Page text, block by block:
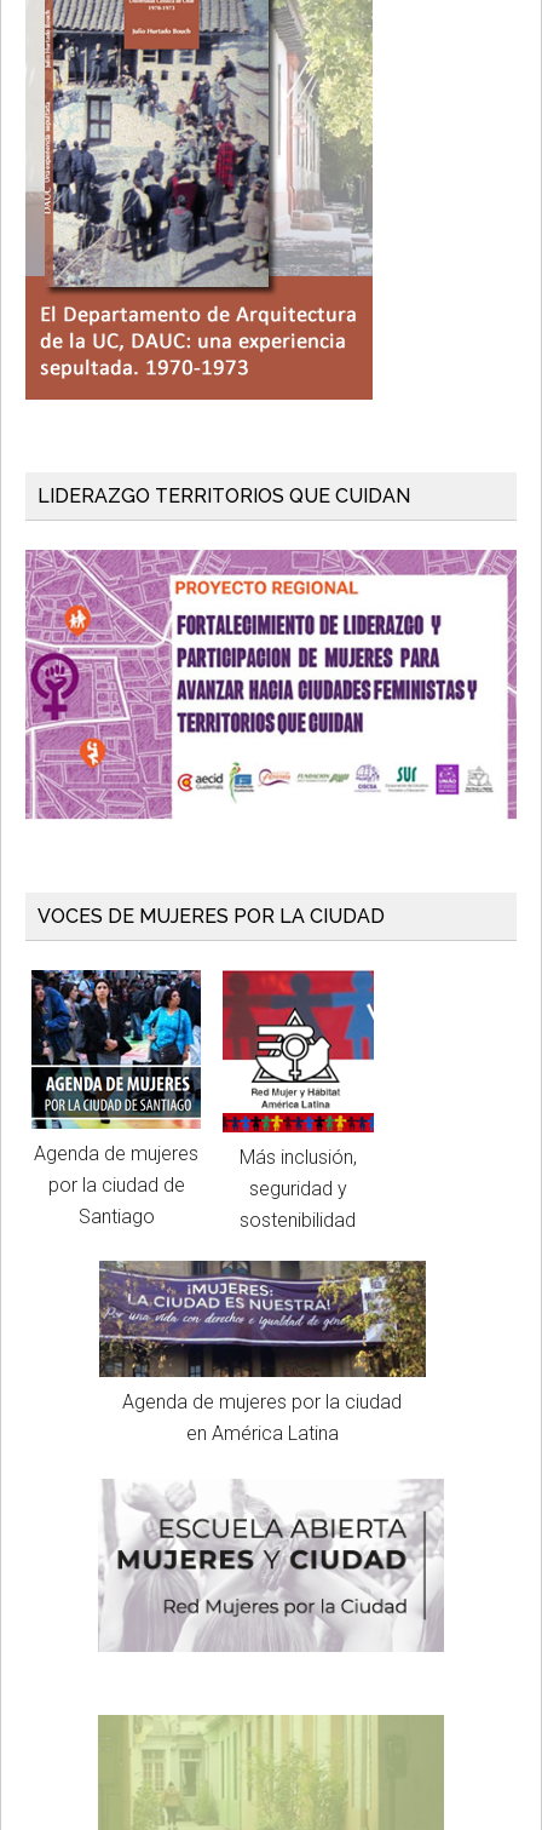
LIDERAZGO TERRITORIOS QUE CUIDAN
VOCES DE MUJERES POR LA CIUDAD
Agenda de mujeres
por la ciudad de
Santiago
Más inclusión,
seguridad y
sostenibilidad
Agenda de mujeres por la ciudad
en América Latina